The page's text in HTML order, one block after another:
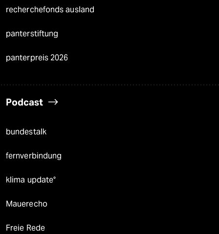
recherchefonds ausland
panterstiftung
panterpreis 2026
Podcast
bundestalk
fernverbindung
klima update°
Mauerecho
Freie Rede